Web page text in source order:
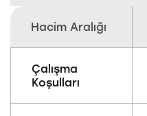
Hacim Aralığı
Çalışma
Koşulları